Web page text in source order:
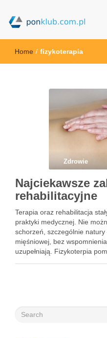
ponklub.com.pl
Home / fizykoterapia
Zdrowie
Najciekawsze
rehabilitacyjne
Terapia oraz rehabilitacja
praktyki medycznej. Nie
schorzeń, szczególnie
mięśniowej, bez
uzupełniają. Fizykoterpia